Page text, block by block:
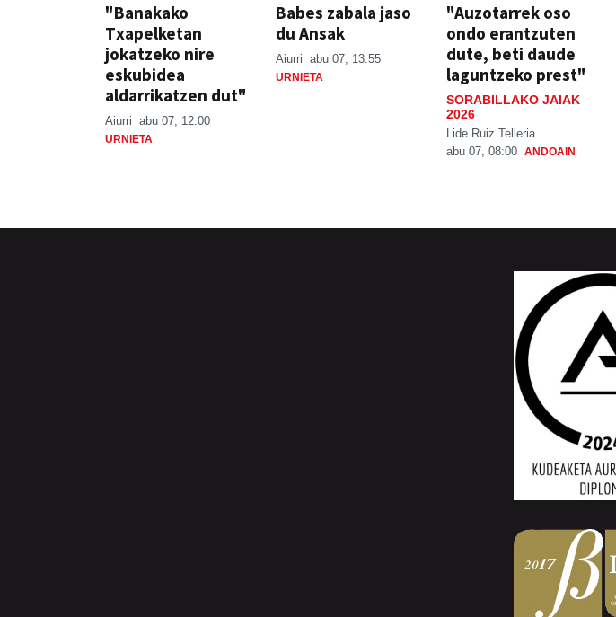
"Banakako
Txapelketan
jokatzeko nire
eskubidea
aldarrikatzen dut"
Aiurri abu 07, 12:00
URNIETA
Babes zabala jaso
du Ansak
Aiurri abu 07, 13:55
URNIETA
"Auzotarrek oso
ondo erantzuten
dute, beti daude
laguntzeko prest"
SORABILLAKO JAIAK
2026
Lide Ruiz Telleria
abu 07, 08:00 ANDOAIN